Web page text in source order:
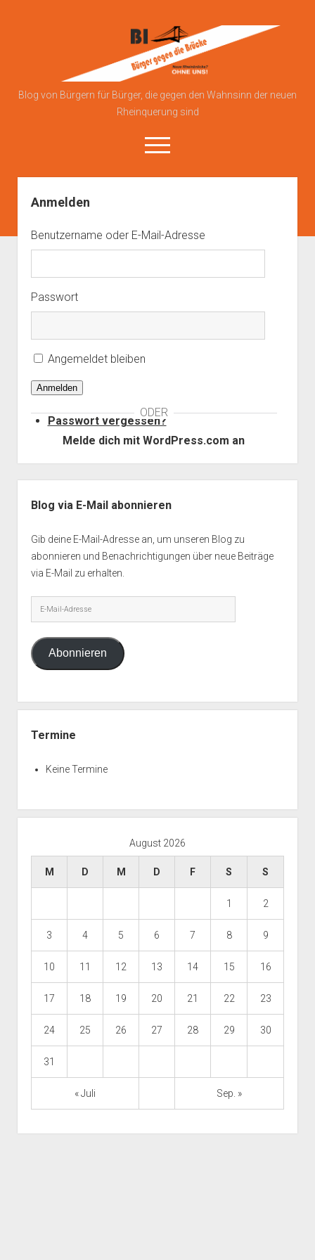
Brücke
Blog von Bürgern für Bürger, die gegen den Wahnsinn der neuen
Rheinquerung sind
open
menu
Kontakt zu uns
Impressum
Anmelden
Benutzername oder E-Mail-Adresse
Passwort
ODER
Melde dich mit WordPress.com an
Angemeldet bleiben
Anmelden
Passwort vergessen?
Blog via E-Mail abonnieren
Gib deine E-Mail-Adresse an, um unseren Blog zu
abonnieren und Benachrichtigungen über neue Beiträge
via E-Mail zu erhalten.
Mail-
Adresse
Abonnieren
Termine
Keine Termine
August 2026
M D M D F S S
1 2
3 4 5 6 7 8 9
10 11 12 13 14 15 16
17 18 19 20 21 22 23
24 25 26 27 28 29 30
31
« Juli Sep. »